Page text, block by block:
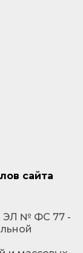
сайта
ЭЛ № ФС 77 -